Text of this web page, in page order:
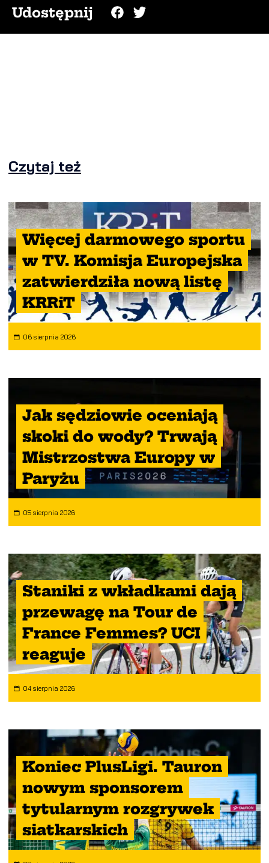
Udostępnij
Czytaj też
Więcej darmowego sportu
w TV. Komisja Europejska
zatwierdziła nową listę
KRRiT
06 sierpnia 2026
Jak sędziowie oceniają
skoki do wody? Trwają
Mistrzostwa Europy w
Paryżu
05 sierpnia 2026
Staniki z wkładkami dają
przewagę na Tour de
France Femmes? UCI
reaguje
04 sierpnia 2026
Koniec PlusLigi. Tauron
nowym sponsorem
tytularnym rozgrywek
siatkarskich